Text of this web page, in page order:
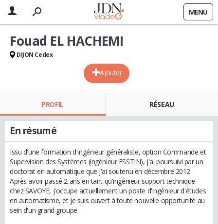
MENU
Ajouter
Fouad EL HACHEMI
DIJON Cedex
PROFIL RÉSEAU
En résumé
Issu d'une formation d'ingénieur généraliste, option Commande et
Supervision des Systèmes (ingénieur ESSTIN), j'ai poursuivi par un
doctorat en automatique que j'ai soutenu en décembre 2012.
Après avoir passé 2 ans en tant qu'ingénieur support technique
chez SAVOYE, j'occupe actuellement un poste d'ingénieur d'études
en automatisme, et je suis ouvert à toute nouvelle opportunité au
sein d'un grand groupe.